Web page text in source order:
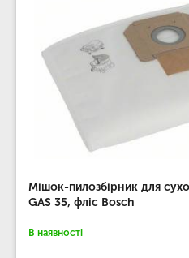
Мішок-пилозбірник для
GAS 35, фліс Bosch
В наявності